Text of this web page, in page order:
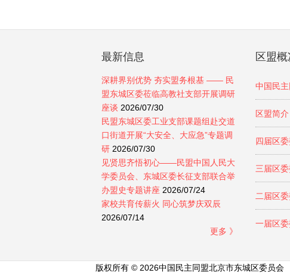
最新信息
深耕界别优势 夯实盟务根基 —— 民
盟东城区委莅临高教社支部开展调研
座谈 2026/07/30
民盟东城区委工业支部课题组赴交道
口街道开展“大安全、大应急”专题调
研 2026/07/30
见贤思齐悟初心——民盟中国人民大
学委员会、东城区委长征支部联合举
办盟史专题讲座 2026/07/24
家校共育传薪火 同心筑梦庆双辰
2026/07/14
更多 》
区盟概
中国民主
区盟简介
四届区
三届区
二届区
一届区
版权所有 © 2026中国民主同盟北京市东城区委员会